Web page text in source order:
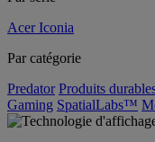
Acer Iconia
Par catégorie
Predator Produits
Gaming SpatialLabs™